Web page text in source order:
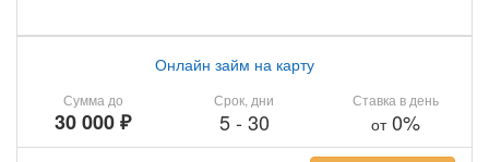
Сумма до
30 000 ₽
Онлайн займ на карту
Срок, дни
5- 30
Ставка в день
от0%